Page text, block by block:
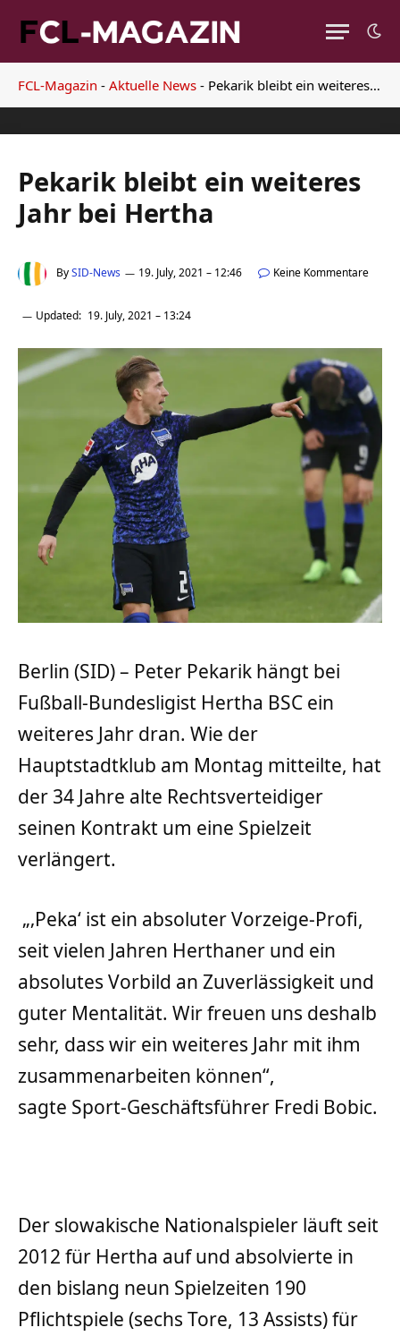
FCL-Magazin - Aktuelle News - Pekarik bleibt ein weiteres Jahr bei Hertha
Pekarik bleibt ein weiteres
Jahr bei Hertha
BySID-News 19. July, 2021 – 12:46 Keine Kommentare
Updated: 19. July, 2021 – 13:24
Berlin (SID) – Peter Pekarik hängt bei
Fußball-Bundesligist Hertha BSC ein
weiteres Jahr dran. Wie der
Hauptstadtklub am Montag mitteilte, hat
der 34 Jahre alte Rechtsverteidiger
seinen Kontrakt um eine Spielzeit
verlängert.
„‚Peka‘ ist ein absoluter Vorzeige-Profi,
seit vielen Jahren Herthaner und ein
absolutes Vorbild an Zuverlässigkeit und
guter Mentalität. Wir freuen uns deshalb
sehr, dass wir ein weiteres Jahr mit ihm
zusammenarbeiten können“,
sagte Sport-Geschäftsführer Fredi Bobic.
Der slowakische Nationalspieler läuft seit
2012 für Hertha auf und absolvierte in
den bislang neun Spielzeiten 190
Pflichtspiele (sechs Tore, 13 Assists) für